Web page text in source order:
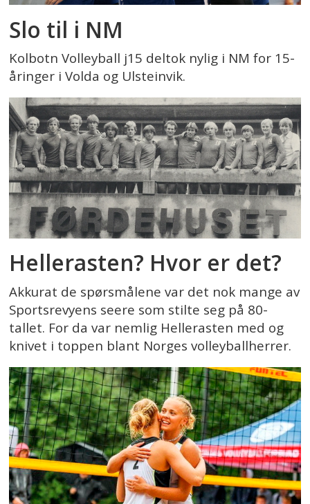
Slo til i NM
Kolbotn Volleyball j15 deltok nylig i NM for 15-
åringer i Volda og Ulsteinvik.
Hellerasten? Hvor er det?
Akkurat de spørsmålene var det nok mange av
Sportsrevyens seere som stilte seg på 80-
tallet. For da var nemlig Hellerasten med og
knivet i toppen blant Norges volleyballherrer.